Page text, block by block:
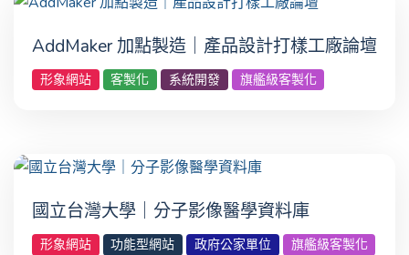
AddMaker 加點製造｜產品設計打樣工廠論壇
形象網站 客製化 系統開發 旗艦級客製化
國立台灣大學｜分子影像醫學資料庫
形象網站 功能型網站 政府公家單位 旗艦級客製化